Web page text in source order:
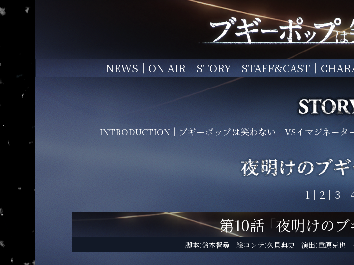
NEWS ON AIR STORY STAFF&CAST
INTRODUCTION ブギーポップは笑わない VSイマジネータ
1 2 3
第10話 「夜明けの
脚本：鈴木智尋 絵コンテ：久貝典史 演出：重原克也